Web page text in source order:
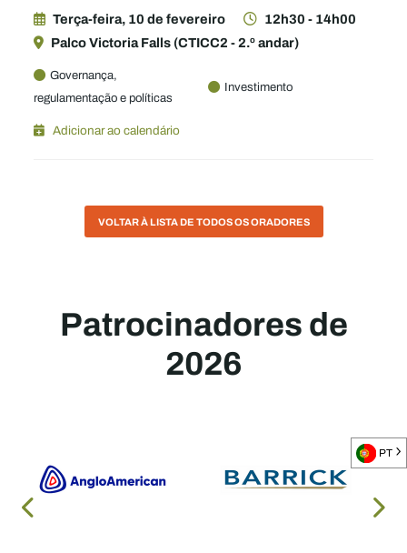
Terça-feira, 10 de fevereiro
12h30 - 14h00
Palco Victoria Falls (CTICC2 - 2.º andar)
Governança,
regulamentação e políticas
Investimento
Adicionar ao calendário
VOLTAR À LISTA DE TODOS OS ORADORES
Patrocinadores de
2026
PT